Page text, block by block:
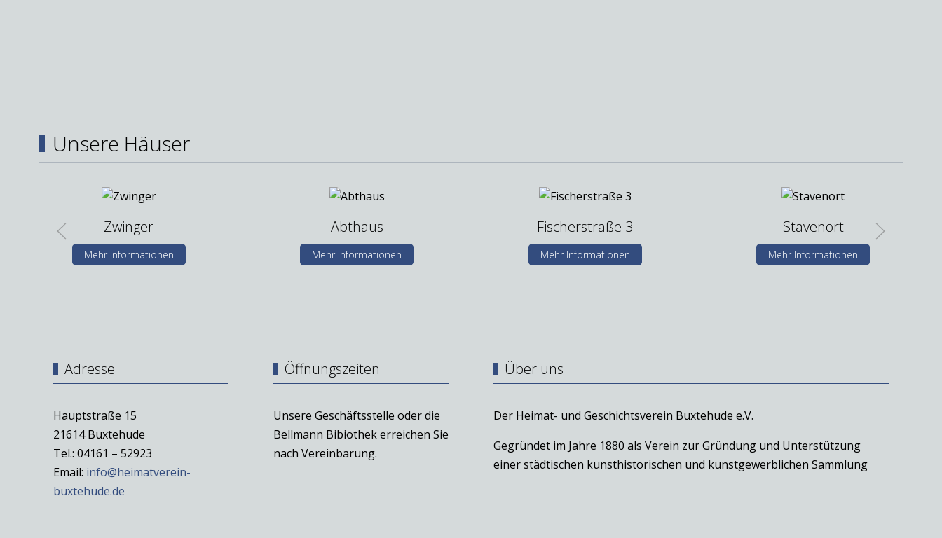
Unsere Häuser
Zwinger
Mehr Informationen
Abthaus
Mehr Informationen
Fischerstraße 3
Mehr Informationen
Stavenort
Mehr Informationen
Adresse
Hauptstraße 15
21614 Buxtehude
Tel.: 04161 – 52923
Email: info@heimatverein-
buxtehude.de
Öffnungszeiten
Unsere Geschäftsstelle oder die
Bellmann Bibiothek erreichen Sie
nach Vereinbarung.
Über uns
Der Heimat- und Geschichtsverein Buxtehude e.V.
Gegründet im Jahre 1880 als Verein zur Gründung und Unterstützung
einer städtischen kunsthistorischen und kunstgewerblichen Sammlung